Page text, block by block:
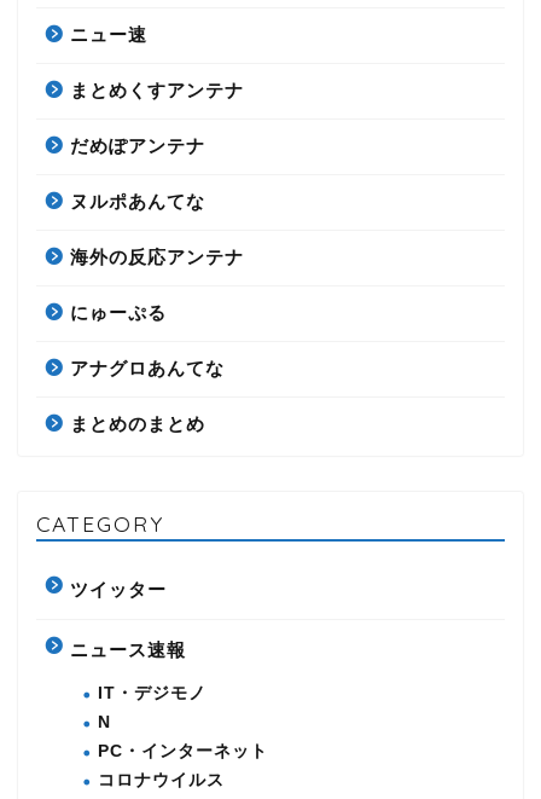
ニュー速
まとめくすアンテナ
だめぽアンテナ
ヌルポあんてな
海外の反応アンテナ
にゅーぷる
アナグロあんてな
まとめのまとめ
CATEGORY
ツイッター
ニュース速報
IT・デジモノ
N
PC・インターネット
コロナウイルス